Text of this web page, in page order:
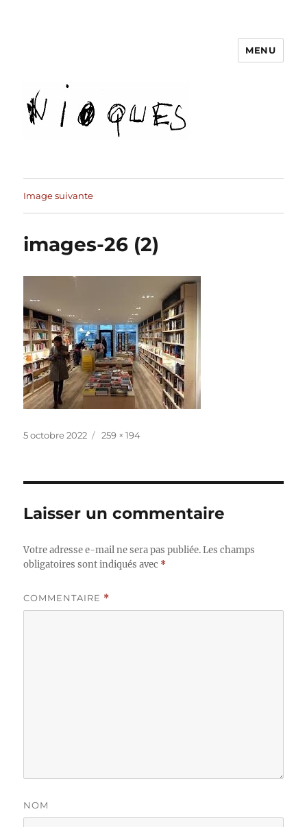
MENU
Image suivante
images-26 (2)
Publié
5 octobre 2022
Taille
259 × 194
Laisser un commentaire
Votre adresse e-mail ne sera pas publiée. Les champs
obligatoires sont indiqués avec *
COMMENTAIRE *
NOM